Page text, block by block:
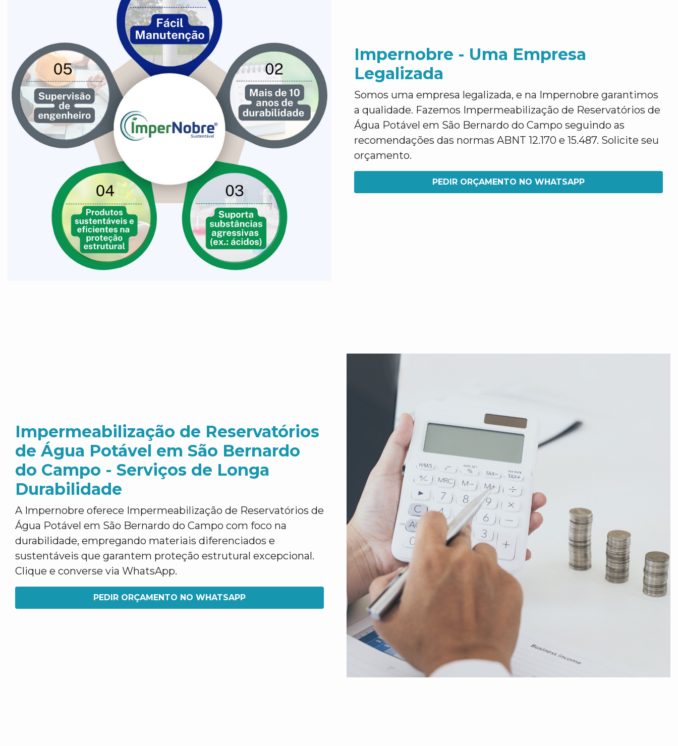
Impernobre - Uma Empresa
Legalizada
Somos uma empresa legalizada, e na Impernobre garantimos
a qualidade. Fazemos Impermeabilização de Reservatórios de
Água Potável em São Bernardo do Campo seguindo as
recomendações das normas ABNT 12.170 e 15.487. Solicite seu
orçamento.
PEDIR ORÇAMENTO NO WHATSAPP
Impermeabilização de Reservatórios
de Água Potável em São Bernardo
do Campo - Serviços de Longa
Durabilidade
A Impernobre oferece Impermeabilização de Reservatórios de
Água Potável em São Bernardo do Campo com foco na
durabilidade, empregando materiais diferenciados e
sustentáveis que garantem proteção estrutural excepcional.
Clique e converse via WhatsApp.
PEDIR ORÇAMENTO NO WHATSAPP